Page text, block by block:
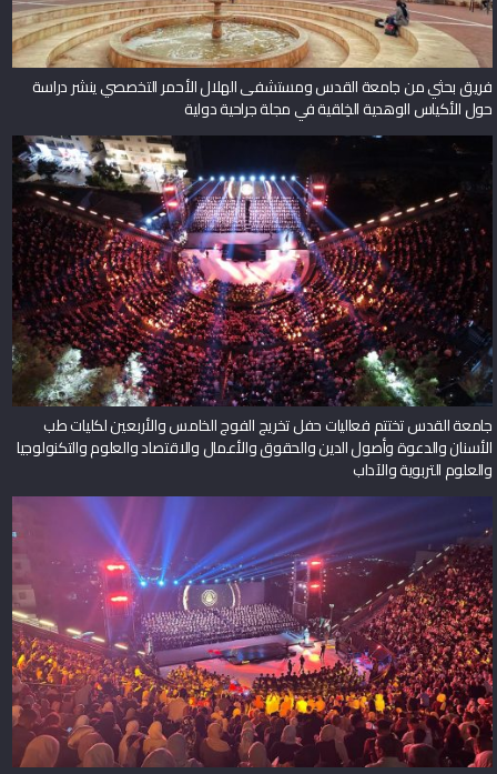
فريق بحثي من جامعة القدس ومستشفى الهلال الأحمر التخصصي ينشر دراسة
حول الأكياس الوهدية الخِلقية في مجلة جراحية دولية
جامعة القدس تختتم فعاليات حفل تخريج الفوج الخامس والأربعين لكليات طب
الأسنان والدعوة وأصول الدين والحقوق والأعمال والاقتصاد والعلوم والتكنولوجيا
والعلوم التربوية والآداب